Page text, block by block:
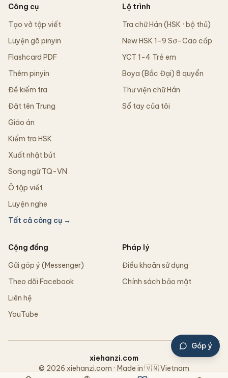
Công cụ
Tạo vở tập viết
Luyện gõ pinyin
Flashcard PDF
Thêm pinyin
Đề kiểm tra
Đặt tên Trung
Giáo án
Kiểm tra HSK
Xuất nhật bút
Song ngữ TQ-VN
Ô tập viết
Luyện nghe
Tất cả công cụ →
Lộ trình
Tra chữ Hán (HSK · bộ thủ)
New HSK 1-9 Sơ–Cao cấp
YCT 1-4 Trẻ em
Boya (Bắc Đại) 8 quyển
Thư viện chữ Hán
Sổ tay của tôi
Cộng đồng
Gửi góp ý (Messenger)
Theo dõi Facebook
Liên hệ
YouTube
Pháp lý
Điều khoản sử dụng
Chính sách bảo mật
xiehanzi.com
© 2026 xiehanzi.com · Made in 🇻🇳 Vietnam
Góp ý